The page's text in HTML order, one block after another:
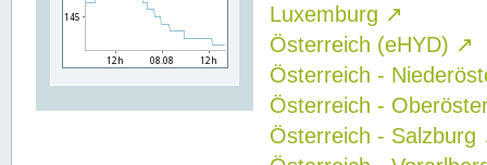
Luxemburg ↗
Österreich (eHYD) ↗
Österreich -
Österreich -
Österreich - Salzburg